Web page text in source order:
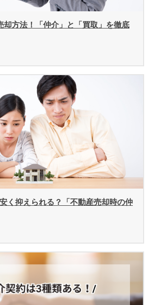
却方法！「仲介」と「買取」を徹底
く抑えられる？「不動産売却時の仲